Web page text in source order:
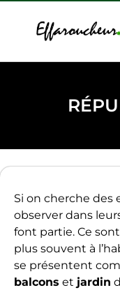
Si on cherche des
observer dans
font partie. Ce
plus souvent à
se présentent
balcons et jardin